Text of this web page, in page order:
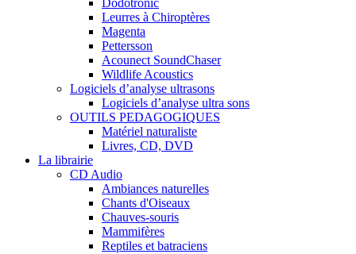
Dodotronic
Leurres à Chiroptères
Magenta
Pettersson
Acounect SoundChaser
Wildlife Acoustics
Logiciels d’analyse ultrasons
Logiciels d’analyse ultra sons
OUTILS PEDAGOGIQUES
Matériel naturaliste
Livres, CD, DVD
La librairie
CD Audio
Ambiances naturelles
Chants d'Oiseaux
Chauves-souris
Mammifères
Reptiles et batraciens